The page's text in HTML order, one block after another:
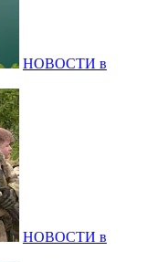
НОВОСТИ в
НОВОСТИ в